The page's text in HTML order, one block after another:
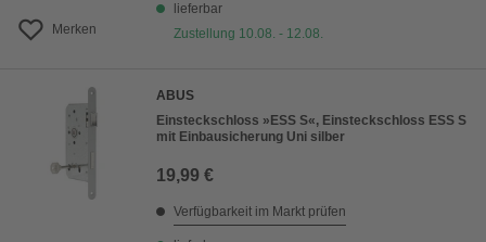
Merken
lieferbar
Zustellung 10.08. - 12.08.
ABUS
Einsteckschloss »ESS S«, Einsteckschloss ESS S
mit Einbausicherung Uni silber
19,99 €
Verfügbarkeit im Markt prüfen